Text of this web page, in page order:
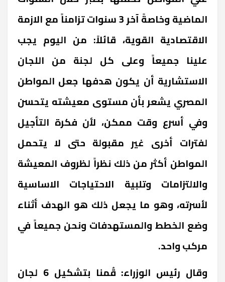
الماضية وخاصةً آخر 3 سنوات تزامناً مع الازمة
الاقتصادية القوية، قائلاً: من اليوم يجب
علينا جميعاً وعلى كل لجنة من اللجان
الاستشارية أن يكون هدفها جعل المواطن
المصري يشعر بأن مستوى معيشته يتحسن
وفي أسرع وقت ممكن، لأن فكرة التأجيل
لفترات أخرى غير مقبولة حتى لا يتحمل
المواطن أكثر من ذلك نظراً لظروف المعيشة
والالتزامات وتلبية الاحتياجات الاساسية
لأسرته، وهو ما يجعل ذلك هو الهدف أثناء
وضع الخطط والمستهدفات ونحن جميعاً في
مركب واحد.
وقال رئيس الوزراء: قُمنا بتشكيل 6 لجان